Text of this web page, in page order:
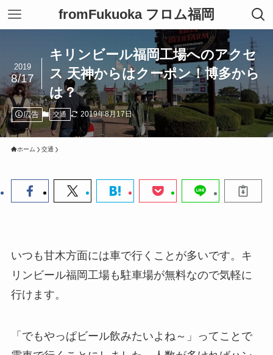
fromFukuoka フロム福岡
キリンビール福岡工場へのアクセ
ス 天神からはクーポン！博多から
は？
2019
8/17
広告 交通 2019年8月17日
ホーム 交通
いつも甘木方面には車で行くことが多いです。キ
リンビール福岡工場も駐車場が無料なので気軽に
行けます。
「でもやっぱビール飲みたいよね～」ってことで